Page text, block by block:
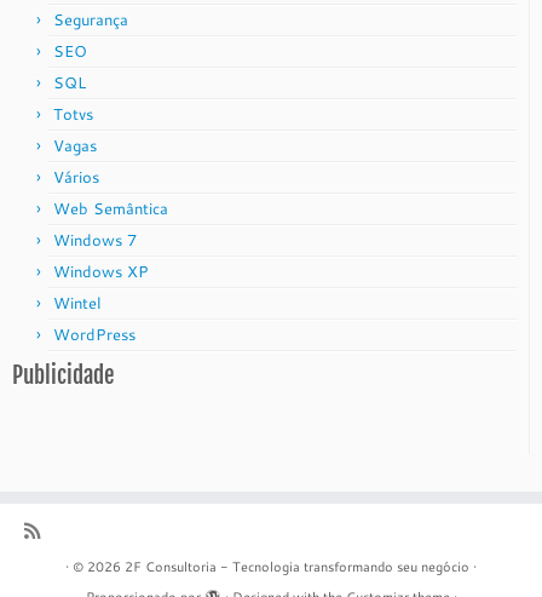
Segurança
SEO
SQL
Totvs
Vagas
Vários
Web Semântica
Windows 7
Windows XP
Wintel
WordPress
Publicidade
· © 2026 2F Consultoria - Tecnologia transformando seu negócio ·